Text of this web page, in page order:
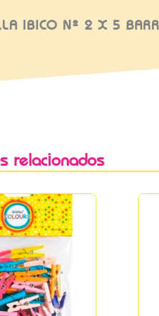
IBICO Nº 2 X 5
relacionados